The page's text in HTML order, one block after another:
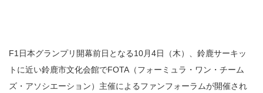
F1日本グランプリ開幕前日となる10月4日（木）、鈴鹿サーキッ
トに近い鈴鹿市文化会館でFOTA（フォーミュラ・ワン・チーム
ズ・アソシエーション）主催によるファンフォーラムが開催され